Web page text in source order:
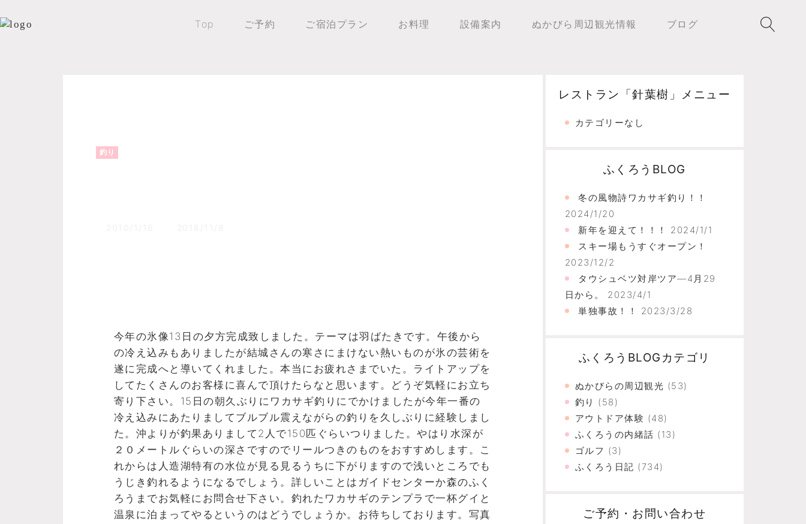
Top ご予約 ご宿泊プラン お料理 設備案内 ぬかびら周辺観光情報 ブログ
釣り
今年の氷像13日の夕方完成致しました。テーマは羽ばたきです。午後から
の冷え込みもありましたが結城さんの寒さにまけない熱いものが氷の芸術を
遂に完成へと導いてくれました。本当にお疲れさまでいた。ライトアップを
してたくさんのお客様に喜んで頂けたらなと思います。どうぞ気軽にお立ち
寄り下さい。15日の朝久ぶりにワカサギ釣りにでかけましたが今年一番の
冷え込みにあたりましてブルブル震えながらの釣りを久しぶりに経験しまし
た。沖よりが釣果ありまして2人で150匹ぐらいつりました。やはり水深が
２０メートルぐらいの深さですのでリールつきのものをおすすめします。こ
れからは人造湖特有の水位が見る見るうちに下がりますので浅いところでも
うじき釣れるようになるでしょう。詳しいことはガイドセンターか森のふく
ろうまでお気軽にお問合せ下さい。釣れたワカサギのテンプラで一杯グイと
温泉に泊まってやるというのはどうでしょうか。お待ちしております。写真
レストラン「針葉樹」メニュー
カテゴリーなし
ふくろうBLOG
冬の風物詩ワカサギ釣り！！
2024/1/20
新年を迎えて！！！
2024/1/1
スキー場もうすぐオープン！
2023/12/2
タウシュベツ対岸ツア―4月29
日から。
2023/4/1
単独事故！！
2023/3/28
ふくろうBLOGカテゴリ
ぬかびらの周辺観光 (53)
釣り (58)
アウトドア体験 (48)
ふくろうの内緒話 (13)
ゴルフ (3)
ふくろう日記 (734)
ご予約・お問い合わせ